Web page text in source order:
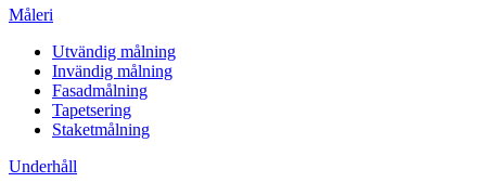
Måleri
Utvändig målning
Invändig målning
Fasadmålning
Tapetsering
Staketmålning
Underhåll